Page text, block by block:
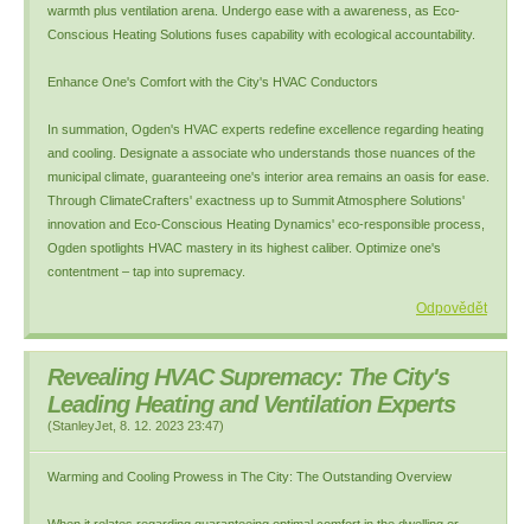
warmth plus ventilation arena. Undergo ease with a awareness, as Eco-
Conscious Heating Solutions fuses capability with ecological accountability.
Enhance One's Comfort with the City's HVAC Conductors
In summation, Ogden's HVAC experts redefine excellence regarding heating
and cooling. Designate a associate who understands those nuances of the
municipal climate, guaranteeing one's interior area remains an oasis for ease.
Through ClimateCrafters' exactness up to Summit Atmosphere Solutions'
innovation and Eco-Conscious Heating Dynamics' eco-responsible process,
Ogden spotlights HVAC mastery in its highest caliber. Optimize one's
contentment – tap into supremacy.
Odpovědět
Revealing HVAC Supremacy: The City's
Leading Heating and Ventilation Experts
(StanleyJet 8. 12. 2023 23:47)
Warming and Cooling Prowess in The City: The Outstanding Overview